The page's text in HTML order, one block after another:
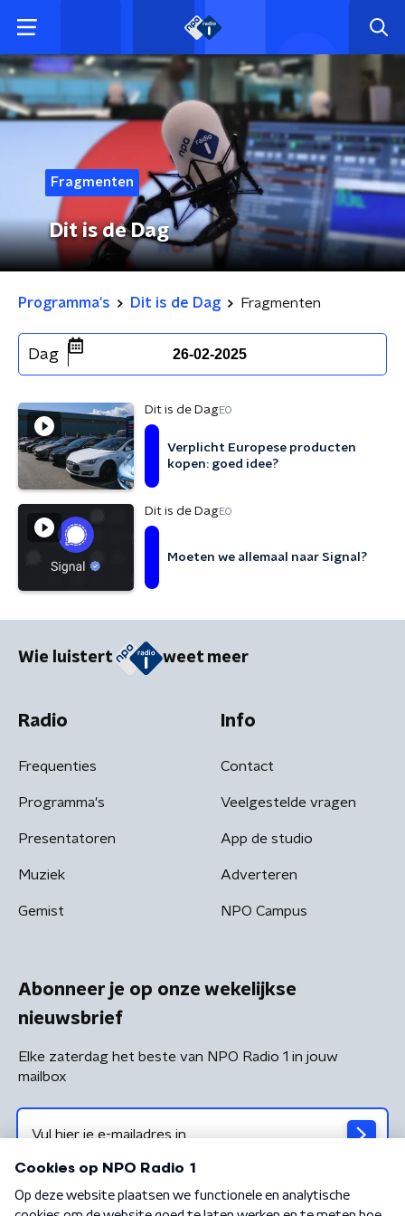
Fragmenten
Dit is de Dag
Programma's Dit is de Dag Fragmenten
Dag 26-02-2025
Dit is de DagEO
Verplicht Europese producten
kopen: goed idee?
Dit is de DagEO
Moeten we allemaal naar Signal?
Wie luistert weet meer
Radio
Frequenties
Programma's
Presentatoren
Muziek
Gemist
Info
Contact
Veelgestelde vragen
App de studio
Adverteren
NPO Campus
Abonneer je op onze wekelijkse
nieuwsbrief
Elke zaterdag het beste van NPO Radio 1 in jouw
mailbox